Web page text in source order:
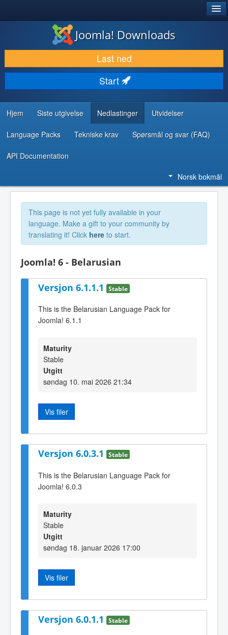
LAST NED & UTVID
OPPDAG & LÆR
SAMFUNN & BRUKERSTØTTE
UTVIKLINGSRESSURSER
Joomla! Downloads
Last ned
Start
Hjem Siste utgivelse Nedlastinger Utvidelser
Language Packs Tekniske krav Spørsmål og svar (FAQ)
API Documentation
Norsk bokmål
This page is not yet fully available in your
language. Make a gift to your community by
translating it! Click here to start.
Joomla! 6 - Belarusian
Versjon 6.1.1.1 Stable
This is the Belarusian Language Pack for
Joomla! 6.1.1
Maturity
Stable
Utgitt
søndag 10. mai 2026 21:34
Vis filer
Versjon 6.0.3.1 Stable
This is the Belarusian Language Pack for
Joomla! 6.0.3
Maturity
Stable
Utgitt
søndag 18. januar 2026 17:00
Vis filer
Versjon 6.0.1.1 Stable